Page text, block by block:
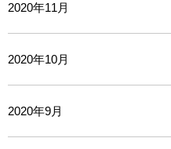
2020年11月
2020年10月
2020年9月